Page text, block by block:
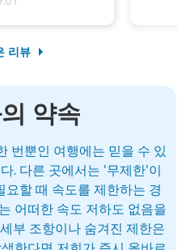
리뷰
약속
번뿐인 여행에는 믿을 수 있
. 다른 곳에서는 '무제한'이
할 때 속도를 제한하는 경
어떠한 속도 저하도 없음을
부 조항이나 숨겨진 제한은